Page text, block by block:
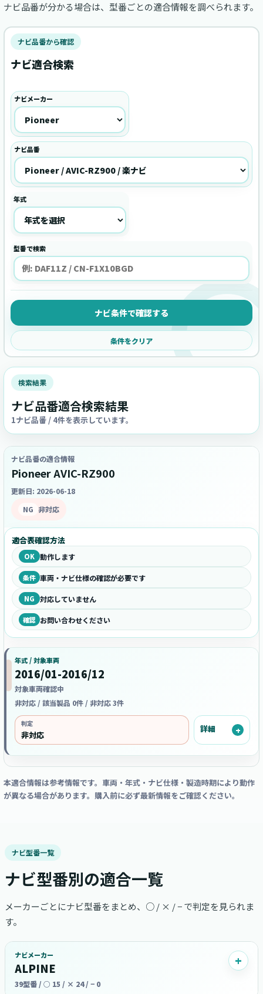
ナビ品番が分かる場合は、型番ごとの適合情報を調べられます。
ナビ品番から確認
ナビ適合検索
ナビメーカー
ナビ品番
年式
型番で検索
ナビ条件で確認する
条件をクリア
検索結果
ナビ品番適合検索結果
1ナビ品番 / 4件を表示しています。
ナビ品番の適合情報
Pioneer AVIC-RZ900
更新日: 2026-06-18
NG 非対応
適合表確認方法
OK 動作します
条件 車両・ナビ仕様の確認が必要です
NG 対応していません
確認 お問い合わせください
年式 / 対象車両
2016/01-2016/12
対象車両確認中
非対応 / 該当製品 0件 / 非対応 3件
判定
非対応
詳細
本適合情報は参考情報です。車両・年式・ナビ仕様・製造時期により動作
が異なる場合があります。購入前に必ず最新情報をご確認ください。
ナビ型番一覧
ナビ型番別の適合一覧
メーカーごとにナビ型番をまとめ、○ / × / − で判定を見られま
す。
ナビメーカー
ALPINE
39型番 / ○ 15 / × 24 / − 0